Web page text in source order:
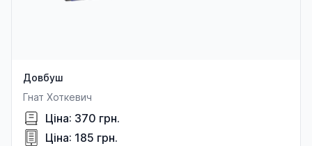
Довбуш
Гнат Хоткевич
Ціна: 370 грн.
Ціна: 185 грн.